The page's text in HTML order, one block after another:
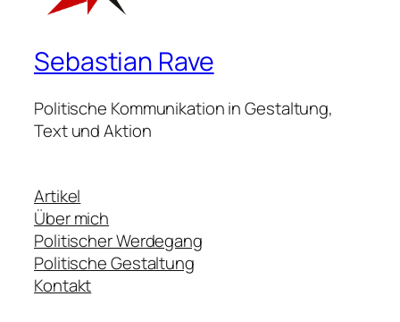
Sebastian Rave
Politische Kommunikation in Gestaltung,
Text und Aktion
Artikel
Über mich
Politischer Werdegang
Politische Gestaltung
Kontakt